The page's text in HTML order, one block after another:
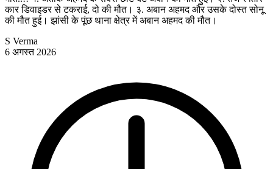
कार डिवाइडर से टकराई, दो की मौत। ३. अबान अहमद और उसके दोस्त सोनू
की मौत हुई। झांसी के पूंछ थाना क्षेत्र में अबान अहमद की मौत।
S Verma
6 अगस्त 2026